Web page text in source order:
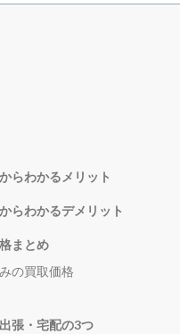
らわかるメリット
らわかるデメリット
まとめ
の買取価格
張・宅配の3つ